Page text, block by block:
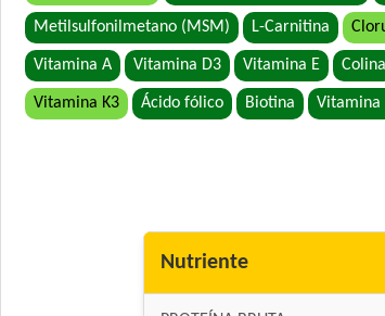
Metilsulfonilmetano (MSM) L-Carnitina
Vitamina A Vitamina D3 Vitamina E Colina
Vitamina K3 Ácido fólico Biotina Vitamina
Nutriente